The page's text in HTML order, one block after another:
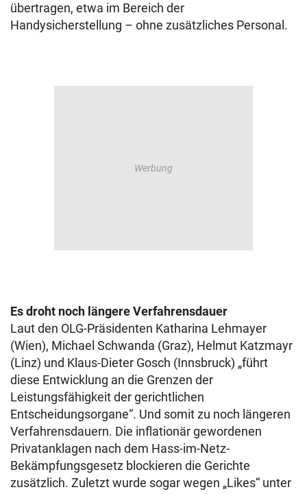
übertragen, etwa im Bereich der
Handysicherstellung – ohne zusätzliches Personal.
Es droht noch längere Verfahrensdauer
Laut den OLG-Präsidenten Katharina Lehmayer
(Wien), Michael Schwanda (Graz), Helmut Katzmayr
(Linz) und Klaus-Dieter Gosch (Innsbruck) „führt
diese Entwicklung an die Grenzen der
Leistungsfähigkeit der gerichtlichen
Entscheidungsorgane“. Und somit zu noch längeren
Verfahrensdauern. Die inflationär gewordenen
Privatanklagen nach dem Hass-im-Netz-
Bekämpfungsgesetz blockieren die Gerichte
zusätzlich. Zuletzt wurde sogar wegen „Likes“ unter